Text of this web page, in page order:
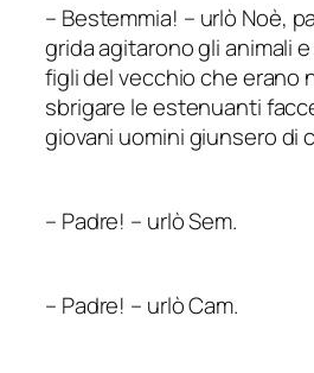
– Bestemmia! – urlò Noè,
grida agitarono gli animali
figli del vecchio che erano
sbrigare le estenuanti
giovani uomini giunsero di
– Padre! – urlò Sem.
– Padre! – urlò Cam.